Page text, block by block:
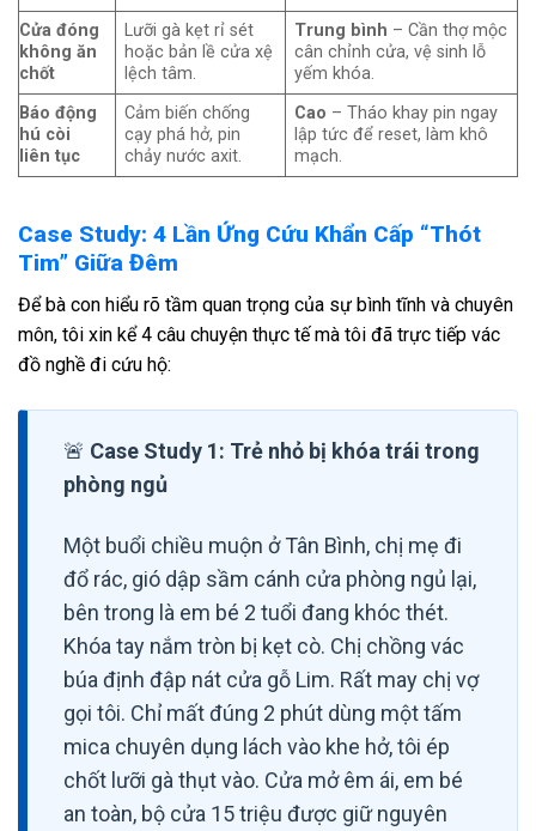
Cửa đóng
không ăn
chốt
Lưỡi gà kẹt rỉ sét
hoặc bản lề cửa xệ
lệch tâm.
Trung bình – Cần thợ mộc
cân chỉnh cửa, vệ sinh lỗ
yếm khóa.
Báo động
hú còi
liên tục
Cảm biến chống
cạy phá hở, pin
chảy nước axit.
Cao – Tháo khay pin ngay
lập tức để reset, làm khô
mạch.
Case Study: 4 Lần Ứng Cứu Khẩn Cấp “Thót
Tim” Giữa Đêm
Để bà con hiểu rõ tầm quan trọng của sự bình tĩnh và chuyên
môn, tôi xin kể 4 câu chuyện thực tế mà tôi đã trực tiếp vác
đồ nghề đi cứu hộ:
🚨 Case Study 1: Trẻ nhỏ bị khóa trái trong
phòng ngủ
Một buổi chiều muộn ở Tân Bình, chị mẹ đi
đổ rác, gió dập sầm cánh cửa phòng ngủ lại,
bên trong là em bé 2 tuổi đang khóc thét.
Khóa tay nắm tròn bị kẹt cò. Chị chồng vác
búa định đập nát cửa gỗ Lim. Rất may chị vợ
gọi tôi. Chỉ mất đúng 2 phút dùng một tấm
mica chuyên dụng lách vào khe hở, tôi ép
chốt lưỡi gà thụt vào. Cửa mở êm ái, em bé
an toàn, bộ cửa 15 triệu được giữ nguyên